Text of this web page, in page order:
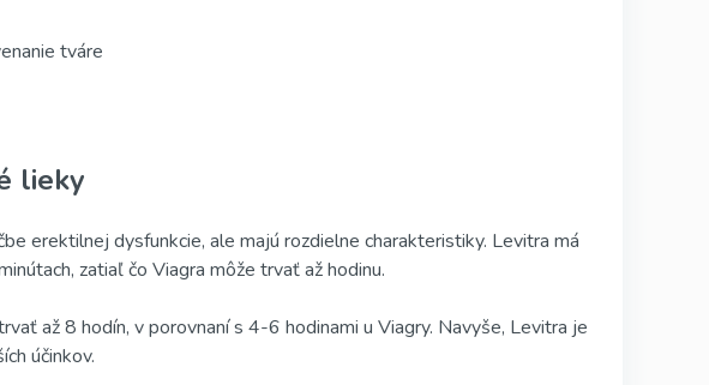
tváre
lieky
erektilnej dysfunkcie, ale majú rozdielne charakteristiky. Levitra má
zatiaľ čo Viagra môže trvať až hodinu.
až 8 hodín, v porovnaní s 4-6 hodinami u Viagry. Navyše, Levitra je
účinkov.